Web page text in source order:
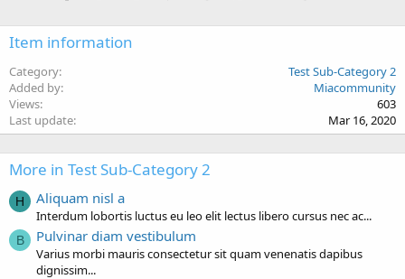
Item information
Category
Test Sub-Category 2
Added by
Miacommunity
Views
603
Last update
Mar 16, 2020
More in Test Sub-Category 2
H Aliquam nisl a
Interdum lobortis luctus eu leo elit lectus libero cursus nec ac...
B Pulvinar diam vestibulum
Varius morbi mauris consectetur sit quam venenatis dapibus
dignissim...